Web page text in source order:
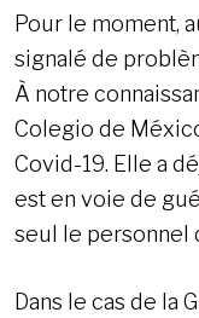
Pour le moment,
signalé de
À notre
Colegio de
Covid-19. Elle a
est en voie de
seul le personnel
Dans le cas de la